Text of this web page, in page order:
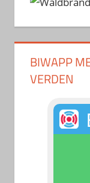
BIWAPP
VERDEN